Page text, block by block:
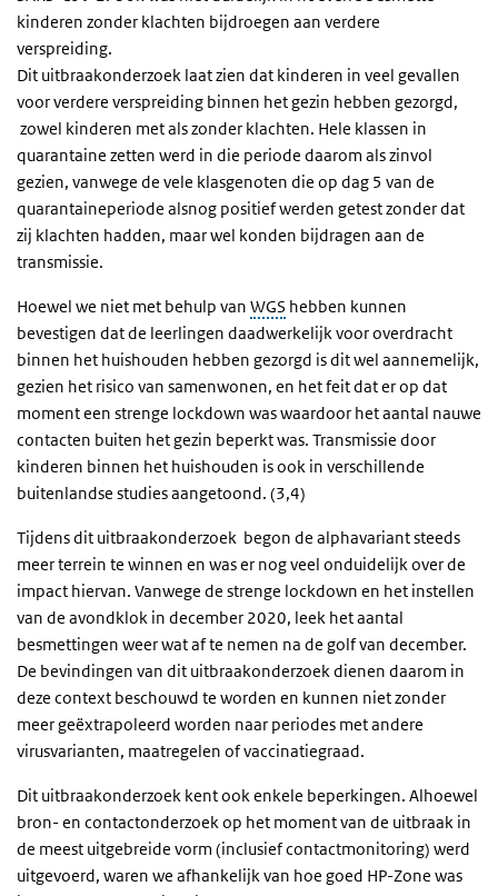
kinderen zonder klachten bijdroegen aan verdere
verspreiding.
Dit uitbraakonderzoek laat zien dat kinderen in veel gevallen
voor verdere verspreiding binnen het gezin hebben gezorgd,
zowel kinderen met als zonder klachten. Hele klassen in
quarantaine zetten werd in die periode daarom als zinvol
gezien, vanwege de vele klasgenoten die op dag 5 van de
quarantaineperiode alsnog positief werden getest zonder dat
zij klachten hadden, maar wel konden bijdragen aan de
transmissie.
Hoewel we niet met behulp van WGS hebben kunnen
bevestigen dat de leerlingen daadwerkelijk voor overdracht
binnen het huishouden hebben gezorgd is dit wel aannemelijk,
gezien het risico van samenwonen, en het feit dat er op dat
moment een strenge lockdown was waardoor het aantal nauwe
contacten buiten het gezin beperkt was. Transmissie door
kinderen binnen het huishouden is ook in verschillende
buitenlandse studies aangetoond. (3,4)
Tijdens dit uitbraakonderzoek begon de alphavariant steeds
meer terrein te winnen en was er nog veel onduidelijk over de
impact hiervan. Vanwege de strenge lockdown en het instellen
van de avondklok in december 2020, leek het aantal
besmettingen weer wat af te nemen na de golf van december.
De bevindingen van dit uitbraakonderzoek dienen daarom in
deze context beschouwd te worden en kunnen niet zonder
meer geëxtrapoleerd worden naar periodes met andere
virusvarianten, maatregelen of vaccinatiegraad.
Dit uitbraakonderzoek kent ook enkele beperkingen. Alhoewel
bron- en contactonderzoek op het moment van de uitbraak in
de meest uitgebreide vorm (inclusief contactmonitoring) werd
uitgevoerd, waren we afhankelijk van hoe goed HP-Zone was